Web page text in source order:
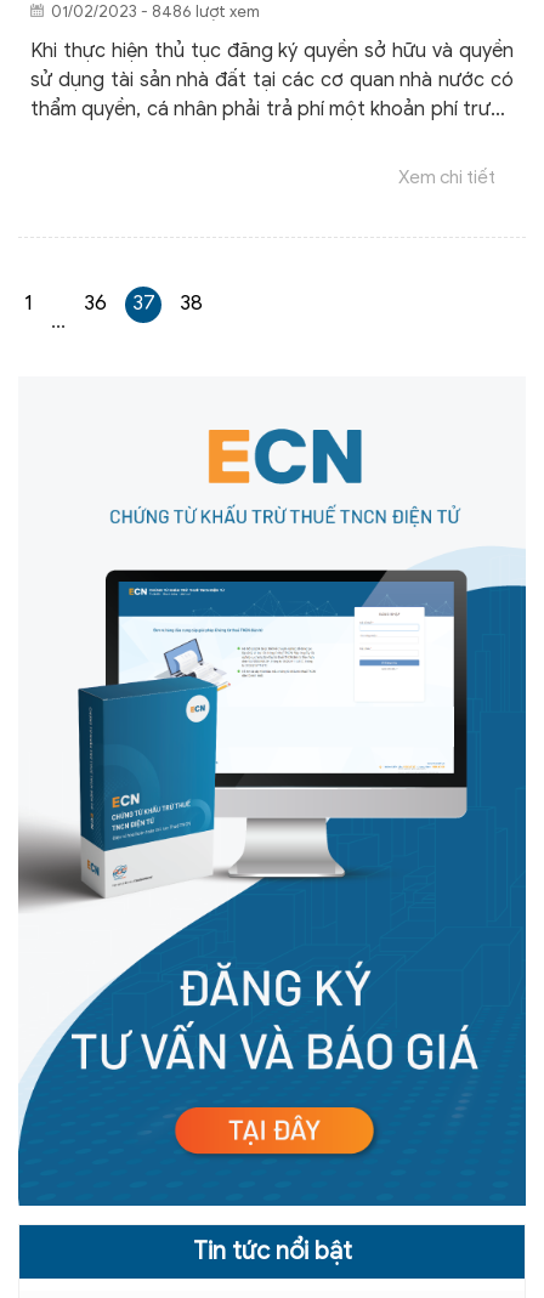
01/02/2023 - 8486 lượt xem
Khi thực hiện thủ tục đăng ký quyền sở hữu và quyền
sử dụng tài sản nhà đất tại các cơ quan nhà nước có
thẩm quyền, cá nhân phải trả phí một khoản phí trước
hướng dẫn tính phí trước bạ và thuế thu nhập cá nhân
Xem chi tiết
1
...
36 37 38
Tin tức nổi bật